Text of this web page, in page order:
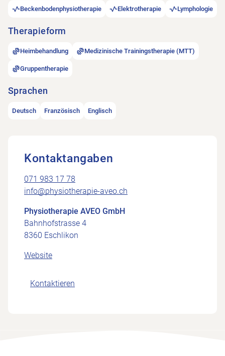
Beckenbodenphysiotherapie Elektrotherapie Lymphologie
Therapieform
Heimbehandlung Medizinische Trainingstherapie (MTT)
Gruppentherapie
Sprachen
Deutsch Französisch Englisch
Kontaktangaben
071 983 17 78
info@physiotherapie-aveo.ch
Physiotherapie AVEO GmbH
Bahnhofstrasse 4
8360 Eschlikon
Website
Kontaktieren